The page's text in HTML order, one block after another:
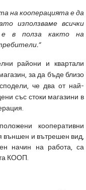
на кооперацията е да
използваме всички
е в полза както на
райони и квартали
за да бъде близо
че два от най-
със стоки магазини в
кооперативни
външен и вътрешен вид,
начин на работа, са
КООП.